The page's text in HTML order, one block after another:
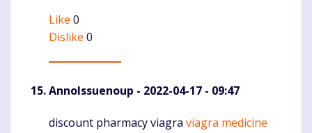
Like 0
Dislike 0
AnnoIssuenoup - 2022-04-17 - 09:47
Komentaras
discount pharmacy viagra viagra medicine